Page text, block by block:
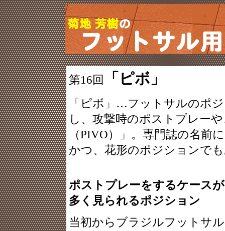
第16回 「ピボ」
「ピボ」…フットサルのポ
し、攻撃時のポストプレー
（PIVO）」。専門誌の名前
かつ、花形のポジションで
ポストプレーをするケースが
多く見られるポジション
当初からブラジルフットサ